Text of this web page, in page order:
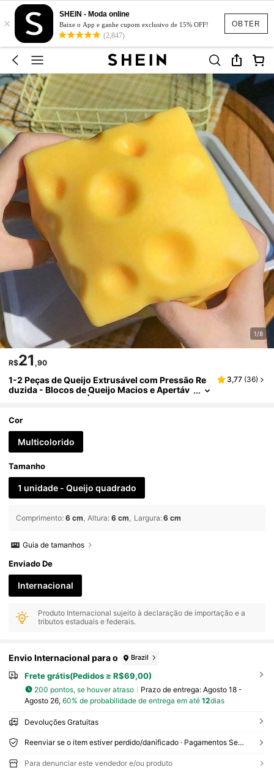
OBTER
×
SHEIN - Moda online
Baixe o App e ganhe cupom exclusivo de 15% OFF!
(2,847)
1/8
R$21 ,90
1-2 Peças de Queijo Extrusável com Pressão Re
duzida - Blocos de Queijo Macios e Apertáv
eis Extra-Grandes | Presentes Divertidos e It
udantes | Adequado para Escritórios e Salas de
Aula
3,77 (36)
Cor
Multicolorido
Tamanho
1 unidade - Queijo quadrado
Comprimento: 6 cm Altura: 6 cm Largura:6 cm
Guia de tamanhos
Enviado De
Internacional
Produto Internacional sujeito à declaração de importação e a
tributos estaduais e federais.
Envio Internacional para o Brazil
Frete grátis(Pedidos ≥ R$69,00)
200 pontos, se houver atraso Prazo de entrega: Agosto 18 -
Agosto 26, 60% de probabilidade de entrega em até 12dias
Devoluções Gratuitas
Reenviar se o item estiver perdido/danificado · Pagamentos Seguros · Proteção de privacidade
Para denunciar este vendedor e/ou produto